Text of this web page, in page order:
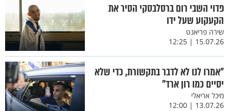
פדוי השבי רום ברסלבסקי הסיר את
הקעקוע שעל ידו
שירה פריאנט
15.07.26 | 12:25
"אמרו לנו לא לדבר בתקשורת, כדי שלא
יסיים כמו רון ארד"
מיכל אריאלי
13.07.26 | 12:00